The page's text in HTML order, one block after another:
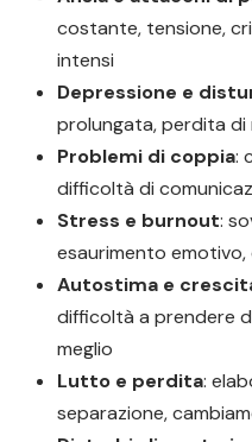
costante, tensione,
intensi
Depressione e
prolungata, perdita di
Problemi di coppia:
difficoltà di
Stress e burnout:
esaurimento
Autostima e
difficoltà a prendere
meglio
Lutto e perdita:
separazione,